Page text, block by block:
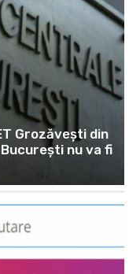
Grozăvești din
nu va fi